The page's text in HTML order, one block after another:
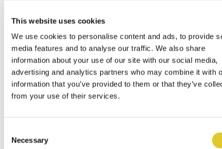
This website uses cookies
We use cookies to personalise content and ads, to provide
media features and to analyse our traffic. We also share
information about your use of our site with our social media,
advertising and analytics partners who may combine it with
information that you’ve provided to them or that they’ve
from your use of their services.
Selection
Necessary